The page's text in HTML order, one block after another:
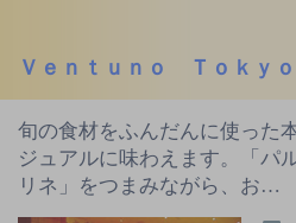
Ｖｅｎｔｕｎｏ Ｔｏｋｙ
旬の食材をふんだんに使った
ジュアルに味わえます。「パ
リネ」をつまみながら、お…